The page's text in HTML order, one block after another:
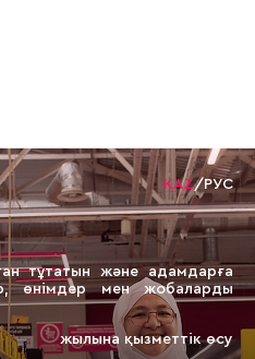
KAZ/РУС
тұтатынжәне адамдарға
өнімдер мен жобаларды
жылына қызметтік өсу